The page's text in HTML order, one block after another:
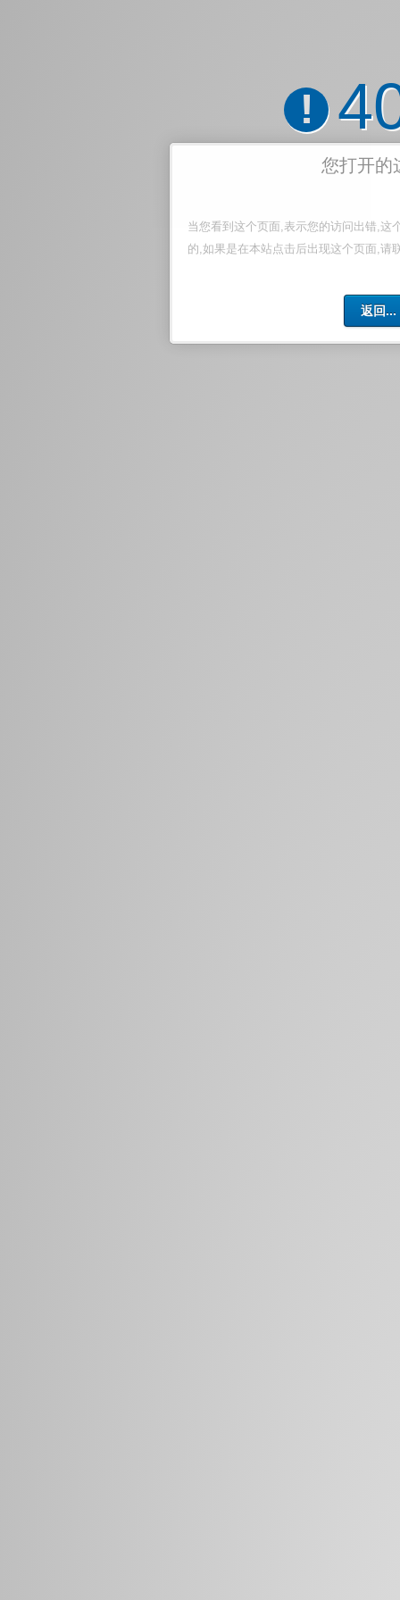
!
您打开的
当您看到这个页面,表示您的访问出错,这
的,如果是在本站点击后出现这个页面,请
返回...